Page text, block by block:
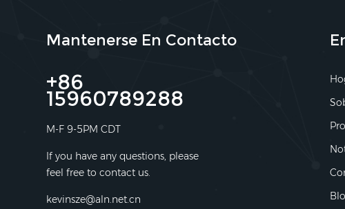
Mantenerse En Contacto
+86
15960789288
M-F 9-5PM CDT
If you have any questions, please
feel free to contact us.
kevinsze@aln.net.cn